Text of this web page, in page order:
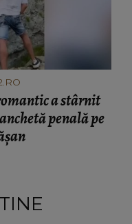
a stârnit
penală pe